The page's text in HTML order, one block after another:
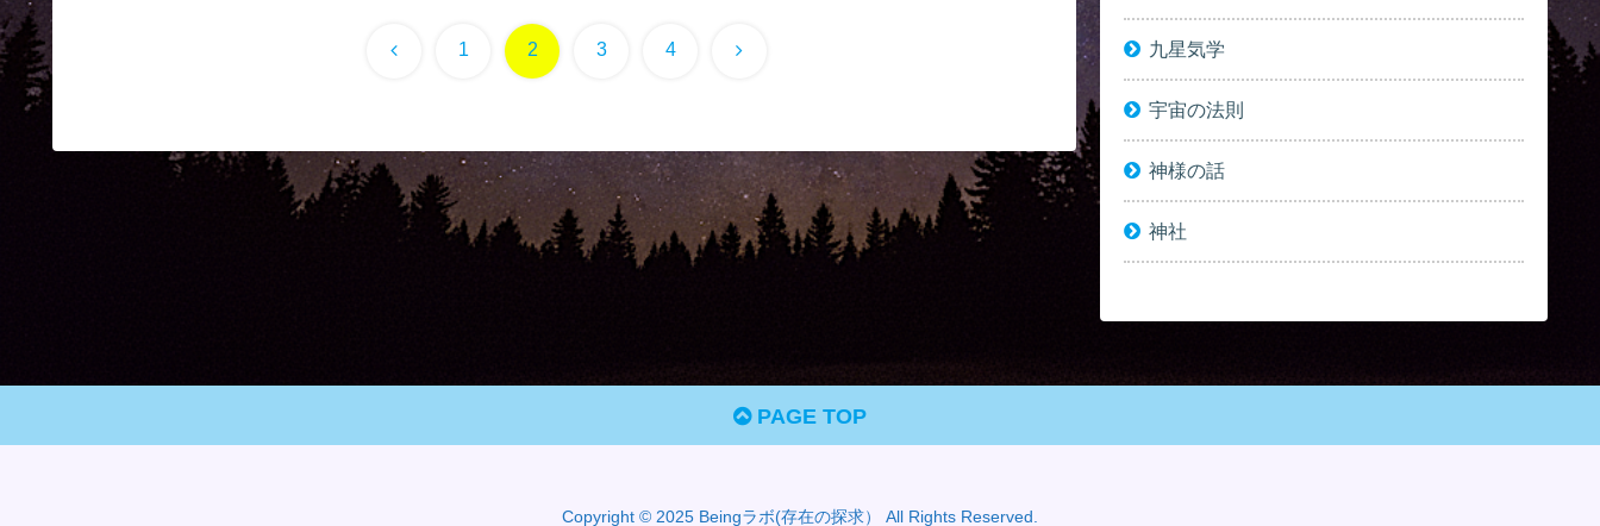
前 1 2 3 4 次 九星気学
宇宙の法則
神様の話
神社
PAGE TOP
Copyright © 2025 Beingラボ(存在の探求） All Rights Reserved.